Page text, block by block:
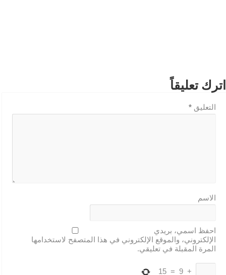
اترك تعليقاً
التعليق *
الاسم
احفظ اسمي، بريدي
الإلكتروني، والموقع الإلكتروني في هذا المتصفح لاستخدامها
المرة المقبلة في تعليقي.
+
9
=
15